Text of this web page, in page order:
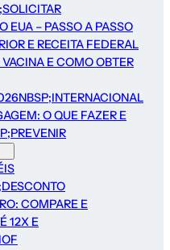
EUA – PASSO A PASSO
E RECEITA FEDERAL
E COMO OBTER
O QUE FAZER E
COMPARE E
12X E